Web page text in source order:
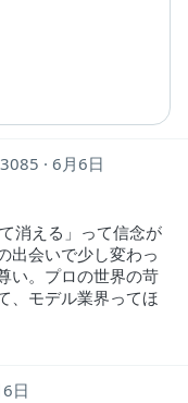
6月6日
消える」って信念が
出会いで少し変わっ
い。プロの世界の苛
、モデル業界ってほ
日